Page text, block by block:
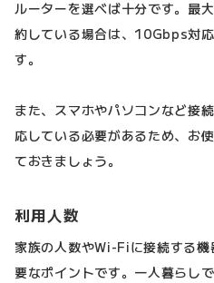
ルーターを選べば十分です。最
約している場合は、10Gbps対
す。
また、スマホやパソコンなど接
応している必要があるため、お
ておきましょう。
利用人数
家族の人数やWi-Fiに接続する
要なポイントです。一人暮らし